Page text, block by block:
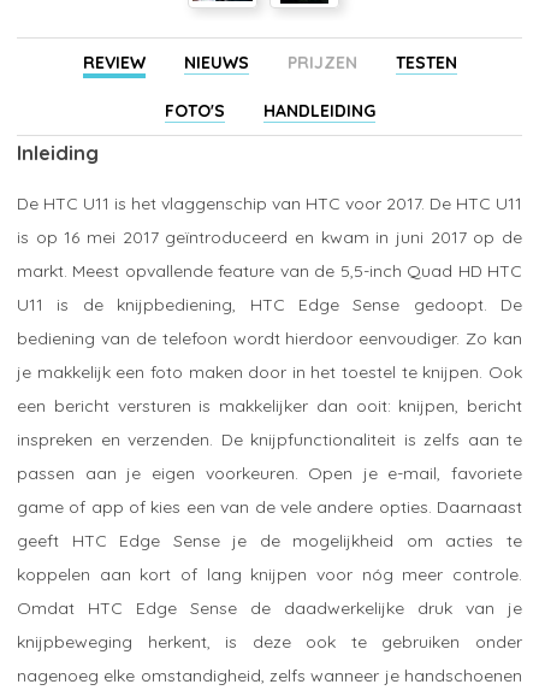
REVIEW NIEUWS PRIJZEN TESTEN
FOTO'S HANDLEIDING
Inleiding
De HTC U11 is het vlaggenschip van HTC voor 2017. De HTC U11
is op 16 mei 2017 geïntroduceerd en kwam in juni 2017 op de
markt. Meest opvallende feature van de 5,5-inch Quad HD HTC
U11 is de knijpbediening, HTC Edge Sense gedoopt. De
bediening van de telefoon wordt hierdoor eenvoudiger. Zo kan
je makkelijk een foto maken door in het toestel te knijpen. Ook
een bericht versturen is makkelijker dan ooit: knijpen, bericht
inspreken en verzenden. De knijpfunctionaliteit is zelfs aan te
passen aan je eigen voorkeuren. Open je e-mail, favoriete
game of app of kies een van de vele andere opties. Daarnaast
geeft HTC Edge Sense je de mogelijkheid om acties te
koppelen aan kort of lang knijpen voor nóg meer controle.
Omdat HTC Edge Sense de daadwerkelijke druk van je
knijpbeweging herkent, is deze ook te gebruiken onder
nagenoeg elke omstandigheid, zelfs wanneer je handschoenen